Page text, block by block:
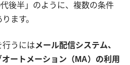
後半」のように、複数の条件
ます。
行うにはメール配信システム、
ートメーション（MA）の利用